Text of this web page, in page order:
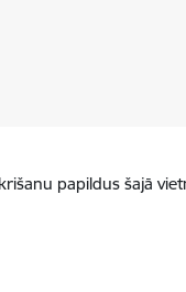
papildus šajā